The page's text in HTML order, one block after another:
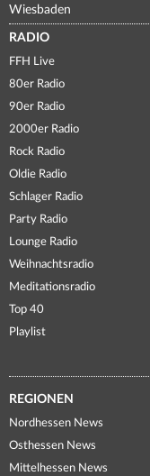
Wiesbaden
RADIO
FFH Live
80er Radio
90er Radio
2000er Radio
Rock Radio
Oldie Radio
Schlager Radio
Party Radio
Lounge Radio
Weihnachtsradio
Meditationsradio
Top 40
Playlist
REGIONEN
Nordhessen News
Osthessen News
Mittelhessen News